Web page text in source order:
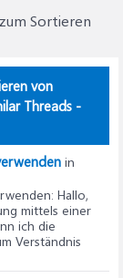
Sortieren
von
Threads -
in
: Hallo,
mittels einer
ich die
Verständnis